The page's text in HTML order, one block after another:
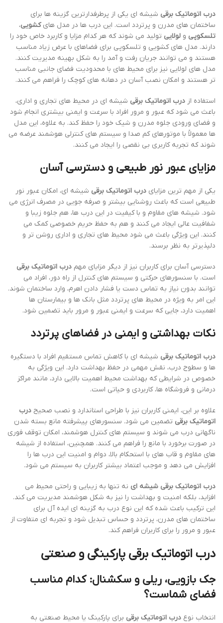
درب اتوماتیک برقی شیشه ای یکی از پرطرفدارترین گزینه ها برای
ساختمان های مدرن و پرتردد است. این درب ها در مدل هایکشویی،
تلسکوپی و لولایی تولید می شوند که هر کدام مزایا و کاربرد خاص خود را
دارند. مدل های کشویی و تلسکوپی برای فضاهای با عرض زیاد مناسب
هستند و می توانند جریان رفت و آمد را به شکل بهینه مدیریت کنند.
مدل های لولایی نیز برای محیط های با محدودیت فضای جانبی مناسب
تر هستند و امکان نصب آسان در دهانه های کوچک را فراهم می کنند.
استفاده از درب اتوماتیک برقی شیشه ای در محیط های تجاری و اداری،
باعث می شود که عبور و مرور افراد با سرعت و ایمنی بیشتری انجام شود
و فضای ورودی جلوه مدرن و شیک خود را حفظ کند. به علاوه، این مدل
ها معمولاً با موتورهای کم صدا و سیستم های کنترلی هوشمند عرضه می
شوند که تجربه کاربری بی نقصی را ایجاد می کنند.
مزایای عبور نور طبیعی و دسترسی آسان
یکی از مهم ترین مزایای درب اتوماتیک برقی شیشه ای، امکان عبور نور
طبیعی است که باعث روشنایی بیشتر و صرفه جویی در مصرف انرژی می
شود. شیشه های مقاوم و با کیفیت در این درب ها، هم جلوه زیبا و
شفافیت عالی ایجاد می کنند و هم به حفظ حریم خصوصی کمک می
کنند. این ویژگی باعث می شود محیط های تجاری و اداری روشن تر و
دلپذیرتر به نظر برسند.
دسترسی آسان برای کاربران نیز از دیگر مزایای مهم درب اتوماتیک برقی
است. با سنسورهای حرکتی و سیستم های کنترل از راه دور، افراد می
توانند بدون نیاز به تماس دست یا فشار دادن اهرم، وارد ساختمان شوند.
این امر به ویژه در محیط های پرتردد مثل بانک ها و بیمارستان ها
اهمیت دارد، جایی که سرعت و ایمنی عبور و مرور باید تضمین شود.
نکات بهداشتی و ایمنی در فضاهای پرتردد
درب اتوماتیک برقی شیشه ای با کاهش تماس مستقیم افراد با دستگیره
ها و سطوح درب، نقش مهمی در حفظ بهداشت دارد. این ویژگی به
خصوص در شرایطی که بهداشت محیط اهمیت بالایی دارد، مانند مراکز
درمانی و فروشگاه ها، کاربردی و حیاتی است.
علاوه بر این، ایمنی کاربران نیز با طراحی استاندارد و نصب صحیح درب
اتوماتیک برقی تضمین می شود. سنسورهای پیشرفته مانع بسته شدن
ناگهانی درب می شوند و سیستم های کنترل هوشمند، امکان توقف فوری
در صورت برخورد با مانع را فراهم می کنند. همچنین، استفاده از شیشه
های مقاوم و قاب های با استحکام بالا، دوام و امنیت این درب ها را
افزایش می دهد و موجب اعتماد بیشتر کاربران به سیستم می شود.
درب اتوماتیک برقی شیشه ای نه تنها به زیبایی و راحتی محیط می
افزاید، بلکه امنیت و بهداشت را نیز به شکل هوشمند مدیریت می کند.
این ترکیب باعث شده که این نوع درب به گزینه ای ایده آل برای
ساختمان های مدرن، پرتردد و حساس تبدیل شود و تجربه ای متفاوت از
عبور و مرور را برای کاربران فراهم کند.
درب اتوماتیک برقی پارکینگی و صنعتی
جک بازویی، ریلی و سکشنال: کدام مناسب
فضای شماست؟
انتخاب نوع درب اتوماتیک برقی برای پارکینگ یا محیط صنعتی به